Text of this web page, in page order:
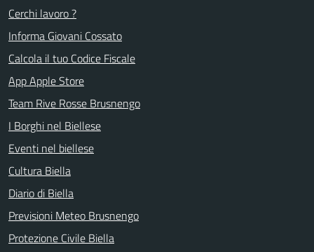
Cerchi lavoro ?
Informa Giovani Cossato
Calcola il tuo Codice Fiscale
App Apple Store
Team Rive Rosse Brusnengo
I Borghi nel Biellese
Eventi nel biellese
Cultura Biella
Diario di Biella
Previsioni Meteo Brusnengo
Protezione Civile Biella